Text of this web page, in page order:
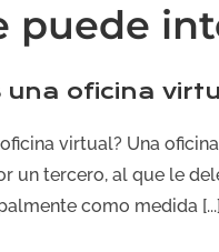
puede
una oficina
virtual? Una
un tercero, al que le
como medida [...]